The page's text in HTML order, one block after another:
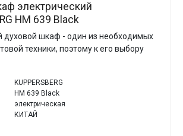
электрический
HM 639 Black
духовой шкаф - один из необходимых
техники, поэтому к его выбору
KUPPERSBERG
HM 639 Black
электрическая
КИТАЙ